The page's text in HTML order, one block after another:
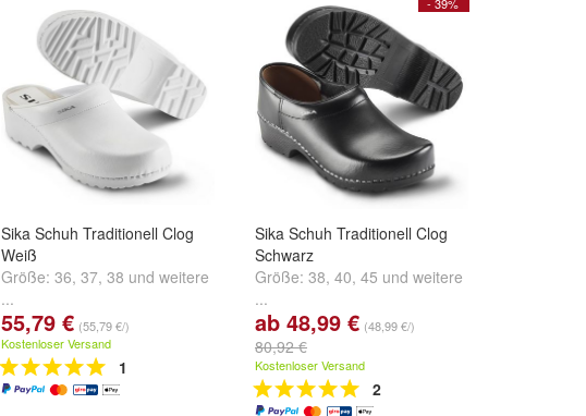
Sika Schuh Traditionell Clog
Weiß
Größe: 36, 37, 38 und weitere
...
55,79 € (55,79 €/)
Kostenloser Versand
1
Sika Schuh Traditionell Clog
Schwarz
Größe: 38, 40, 45 und weitere
...
ab 48,99 € (48,99 €/)
80,92 €
Kostenloser Versand
2